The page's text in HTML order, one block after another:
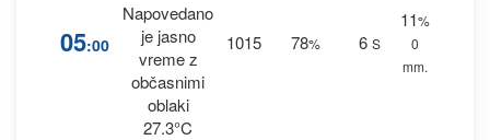
05:00
Napovedano
je jasno
vreme z
občasnimi
oblaki
27.3°C
1015 78% 6 S
11%
0
mm.